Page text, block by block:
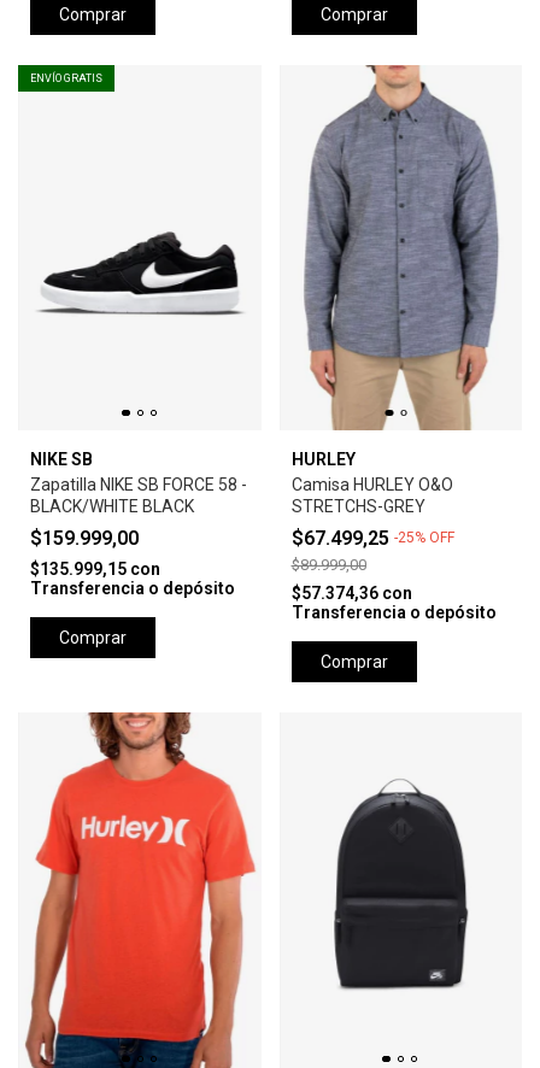
Comprar Comprar
ENVÍO GRATIS
NIKE SB
Zapatilla NIKE SB FORCE 58 -
BLACK/WHITE BLACK
$159.999,00
$135.999,15 con
Transferencia o depósito
Comprar
HURLEY
Camisa HURLEY O&O
STRETCHS-GREY
$67.499,25 -25% OFF
$89.999,00
$57.374,36 con
Transferencia o depósito
Comprar